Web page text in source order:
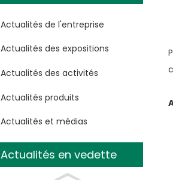
Actualités de l'entreprise
Actualités des expositions
Actualités des activités
Actualités produits
Actualités et médias
Actualités en vedette